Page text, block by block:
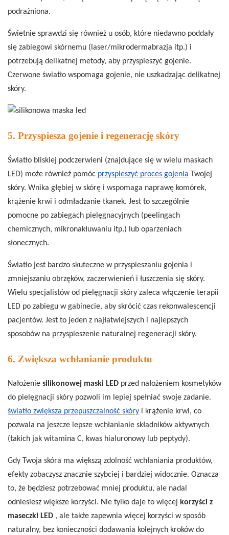
podrażniona.
Świetnie sprawdzi się również u osób, które niedawno poddały
się zabiegowi skórnemu (laser/mikrodermabrazja itp.) i
potrzebują delikatnej metody, aby przyspieszyć gojenie.
Czerwone światło wspomaga gojenie, nie uszkadzając delikatnej
skóry.
5. Przyspiesza gojenie i regenerację skóry
Światło bliskiej podczerwieni (znajdujące się w wielu maskach
LED) może również pomóc przyspieszyć proces gojenia Twojej
skóry. Wnika głębiej w skórę i wspomaga naprawę komórek,
krążenie krwi i odmładzanie tkanek. Jest to szczególnie
pomocne po zabiegach pielęgnacyjnych (peelingach
chemicznych, mikronakłuwaniu itp.) lub oparzeniach
słonecznych.
Światło jest bardzo skuteczne w przyspieszaniu gojenia i
zmniejszaniu obrzęków, zaczerwienień i łuszczenia się skóry.
Wielu specjalistów od pielęgnacji skóry zaleca włączenie terapii
LED po zabiegu w gabinecie, aby skrócić czas rekonwalescencji
pacjentów. Jest to jeden z najłatwiejszych i najlepszych
sposobów na przyspieszenie naturalnej regeneracji skóry.
6. Zwiększa wchłanianie produktu
Nałożenie silikonowej maski LED przed nałożeniem kosmetyków
do pielęgnacji skóry pozwoli im lepiej spełniać swoje zadanie.
światło zwiększa przepuszczalność skóry i krążenie krwi, co
pozwala na jeszcze lepsze wchłanianie składników aktywnych
(takich jak witamina C, kwas hialuronowy lub peptydy).
Gdy Twoja skóra ma większą zdolność wchłaniania produktów,
efekty zobaczysz znacznie szybciej i bardziej widocznie. Oznacza
to, że będziesz potrzebować mniej produktu, ale nadal
odniesiesz większe korzyści. Nie tylko daje to więcej korzyści z
maseczki LED , ale także zapewnia więcej korzyści w sposób
naturalny, bez konieczności dodawania kolejnych kroków do